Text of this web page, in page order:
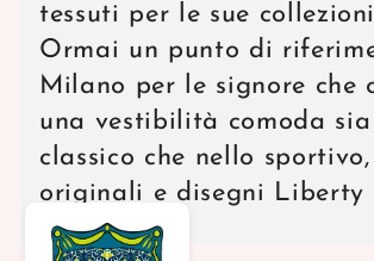
tessuti per le sue
Ormai un punto di
Milano per le signore che
una vestibilità comoda sia
classico che nello
originali e disegni Liberty